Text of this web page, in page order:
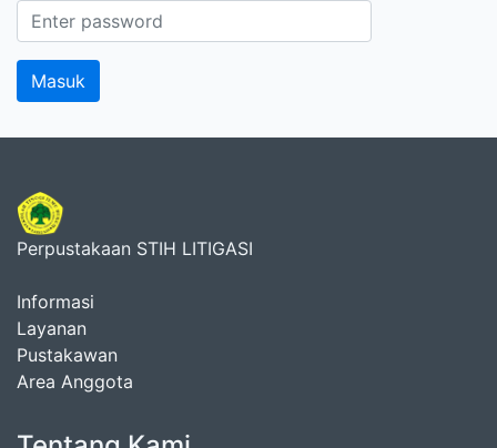
Perpustakaan STIH LITIGASI
Informasi
Layanan
Pustakawan
Area Anggota